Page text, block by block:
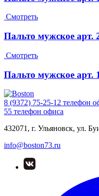
Смотреть
Пальто мужское арт.
Смотреть
Пальто мужское арт.
8 (9372) 75-25-12 телефон
55 телефон офиса
432071, г. Ульяновск, ул.
info@boston73.ru